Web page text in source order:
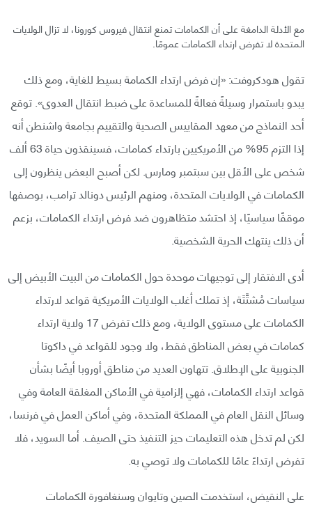
مع الأدلة الدامغة على أن الكمامات تمنع انتقال فيروس كورونا، لا تزال الولايات
المتحدة لا تفرض ارتداء الكمامات عمومًا.
تقول هودكروفت: «إن فرض ارتداء الكمامة بسيط للغاية، ومع ذلك
يبدو باستمرار وسيلةً فعالةً للمساعدة على ضبط انتقال العدوى». توقع
أحد النماذج من معهد المقاييس الصحية والتقييم بجامعة واشنطن أنه
إذا التزم 95% من الأمريكيين بارتداء كمامات، فسينقذون حياة 63 ألف
شخص على الأقل بين سبتمبر ومارس. لكن أصبح البعض ينظرون إلى
الكمامات في الولايات المتحدة، ومنهم الرئيس دونالد ترامب، بوصفها
موقفًا سياسيًا، إذ احتشد متظاهرون ضد فرض ارتداء الكمامات، بزعم
أن ذلك ينتهك الحرية الشخصية.
أدى الافتقار إلى توجيهات موحدة حول الكمامات من البيت الأبيض إلى
سياسات مُشتَّتَة، إذ تملك أغلب الولايات الأمريكية قواعد لارتداء
الكمامات على مستوى الولاية، ومع ذلك تفرض 17 ولاية ارتداء
كمامات في بعض المناطق فقط، ولا وجود للقواعد في داكوتا
الجنوبية على الإطلاق. تتهاون العديد من مناطق أوروبا أيضًا بشأن
قواعد ارتداء الكمامات، فهي إلزامية في الأماكن المغلقة العامة وفي
وسائل النقل العام في المملكة المتحدة، وفي أماكن العمل في فرنسا،
لكن لم تدخل هذه التعليمات حيز التنفيذ حتى الصيف. أما السويد، فلا
تفرض ارتداءً عامًا للكمامات ولا توصي به.
على النقيض، استخدمت الصين وتايوان وسنغافورة الكمامات